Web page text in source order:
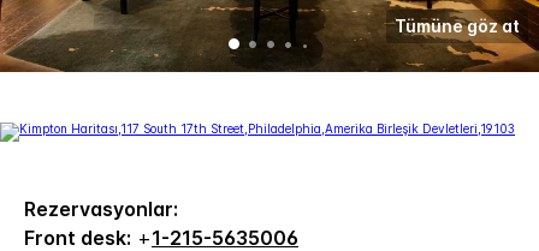
Tümüne göz at
Rezervasyonlar:
Front desk: +1-215-5635006